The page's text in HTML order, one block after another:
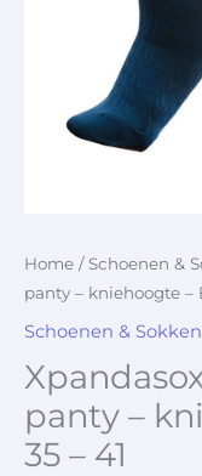
Home / Schoenen &
panty – kniehoogte –
Schoenen & Sokken
panty –
35 – 41